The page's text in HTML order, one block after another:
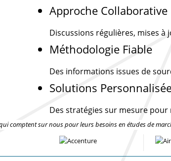
Approche Collaborative
Discussions régulières, mises
Méthodologie Fiable
Des informations issues de
Solutions
Des stratégies sur mesure
comptent sur nous pour leurs besoins en études de